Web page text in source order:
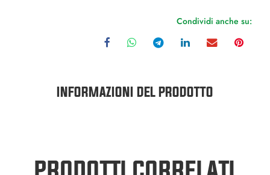
Condividi anche su:
INFORMAZIONI DEL PRODOTTO
PRODOTTI CORRELATI